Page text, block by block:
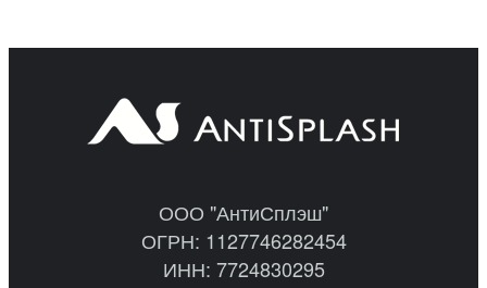
ООО "АнтиСплэш"
ОГРН: 1127746282454
ИНН: 7724830295